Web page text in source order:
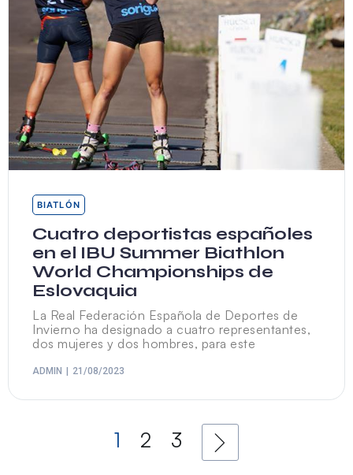
BIATLÓN
Cuatro deportistas españoles
en el IBU Summer Biathlon
World Championships de
Eslovaquia
La Real Federación Española de Deportes de
Invierno ha designado a cuatro representantes,
dos mujeres y dos hombres, para este
ADMIN 21/08/2023
1 2 3